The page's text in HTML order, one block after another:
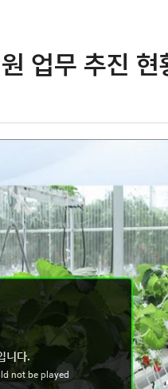
업무 추진 현